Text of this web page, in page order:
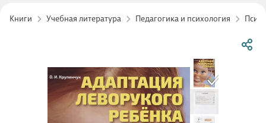
Книги Учебная литература Педагогика и психология